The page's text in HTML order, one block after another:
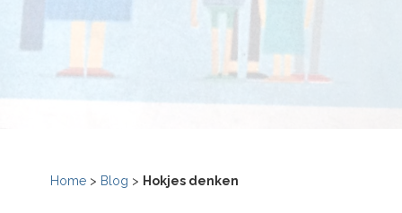
Home > Blog > Hokjes denken